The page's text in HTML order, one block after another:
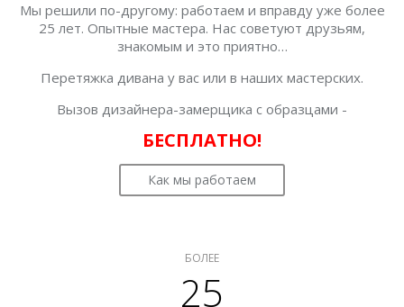
Мы решили по-другому: работаем и вправду уже более
25 лет. Опытные мастера. Нас советуют друзьям,
знакомым и это приятно…
Перетяжка дивана у вас или в наших мастерских.
Вызов дизайнера-замерщика с образцами -
БЕСПЛАТНО!
Как мы работаем
БОЛЕЕ
25